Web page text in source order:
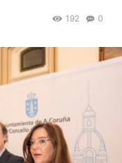
0
192